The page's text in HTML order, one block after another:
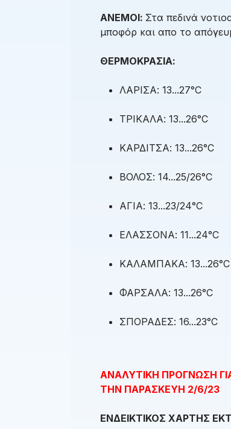
ΑΝΕΜΟΙ: Στα πεδινά
μποφόρ και απο το
ΘΕΡΜΟΚΡΑΣΙΑ:
ΛΑΡΙΣΑ: 13...27°C
ΤΡΙΚΑΛΑ: 13...26°C
ΚΑΡΔΙΤΣΑ: 13...26°C
ΒΟΛΟΣ: 14...25/26°C
ΑΓΙΑ: 13...23/24°C
ΕΛΑΣΣΟΝΑ: 11...24°C
ΚΑΛΑΜΠΑΚΑ: 13...26°C
ΦΑΡΣΑΛΑ: 13...26°C
ΣΠΟΡΑΔΕΣ: 16...23°C
ΑΝΑΛΥΤΙΚΗ ΠΡΟΓΝΩΣΗ
ΤΗΝ ΠΑΡΑΣΚΕΥΗ 2/6/23
ΕΝΔΕΙΚΤΙΚΟΣ ΧΑΡΤΗΣ